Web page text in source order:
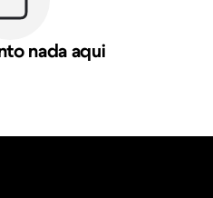
nada aqui